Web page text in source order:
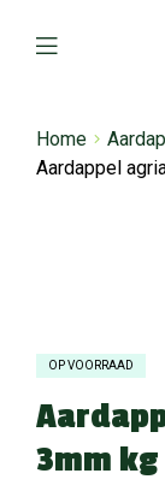
Home
Aardappel
OP VOORRAAD
3mm kg